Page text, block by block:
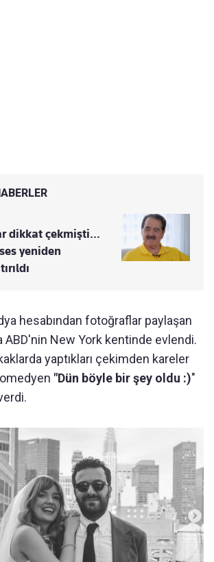
dikkat çekmişti…
yeniden
hesabından fotoğraflar paylaşan
ABD'nin New York kentinde evlendi.
yaptıkları çekimden kareler
"Dün böyle bir şey oldu :)"